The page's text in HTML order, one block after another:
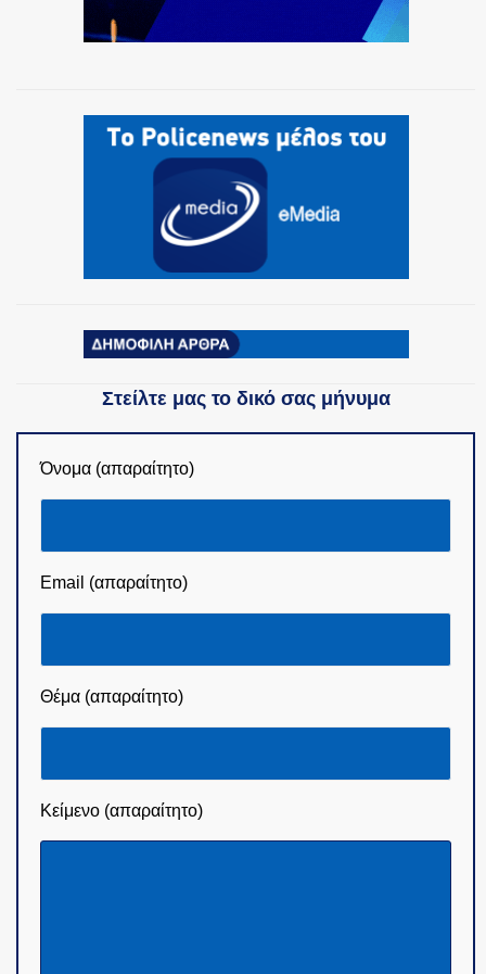
Στείλτε μας το δικό σας μήνυμα
Όνομα (απαραίτητο)
Email (απαραίτητο)
Θέμα (απαραίτητο)
Κείμενο (απαραίτητο)